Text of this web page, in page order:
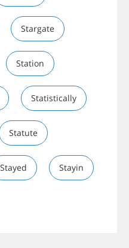
Stargate
Station
Statistically
Statute
Stayed Stayin